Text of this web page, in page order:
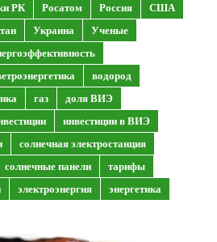
РК
Росатом Россия
США
Украина
Ученые
водород
газ
доля ВИЭ
инвестиции в ВИЭ
солнечная электростанция
солнечные панели
тарифы
электроэнергия энергетика